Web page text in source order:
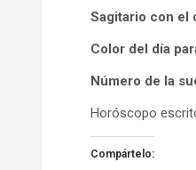
Sagitario con el
Color del día
Número de la
Horóscopo
Compártelo: